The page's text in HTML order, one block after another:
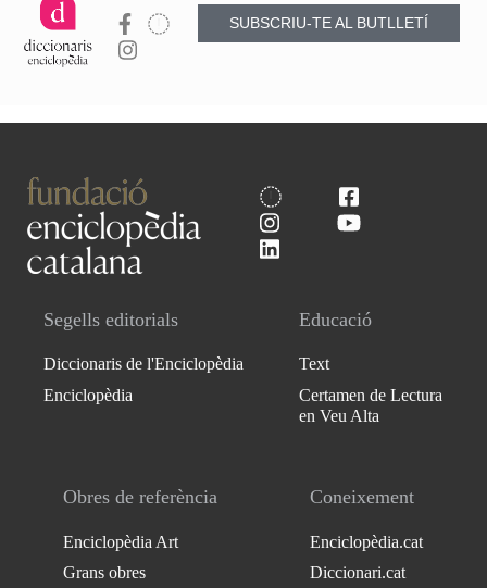
SUBSCRIU-TE AL BUTLLETÍ
Segells editorials
Diccionaris de l'Enciclopèdia
Enciclopèdia
Educació
Text
Certamen de Lectura
en Veu Alta
Obres de referència
Enciclopèdia Art
Grans obres
Coneixement
Enciclopèdia.cat
Diccionari.cat